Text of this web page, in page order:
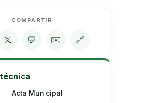
COMPARTIR
𝕏 💬 ✉️ 🔗
Acta Municipal